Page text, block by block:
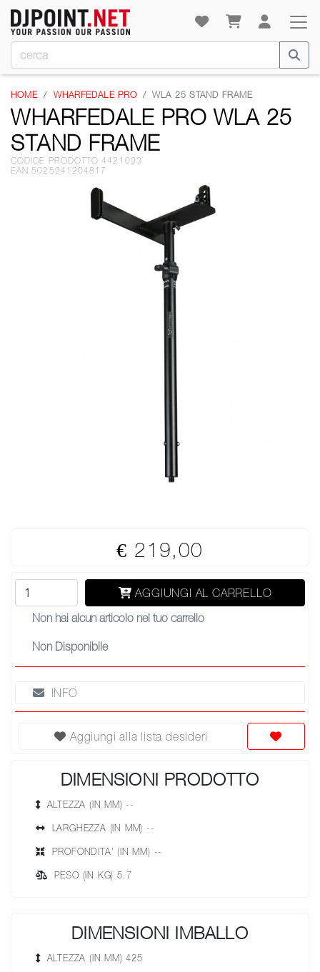
HOME WHARFEDALE PRO WLA 25 STAND FRAME
WHARFEDALE PRO WLA 25
STAND FRAME
CODICE PRODOTTO 4421093
EAN 5025941204817
€ 219,00
AGGIUNGI AL CARRELLO
Non hai alcun articolo nel tuo carrello
Non Disponibile
INFO
Aggiungi alla lista desideri
DIMENSIONI PRODOTTO
ALTEZZA (IN MM) --
LARGHEZZA (IN MM) --
PROFONDITA' (IN MM) --
PESO (IN KG) 5.7
DIMENSIONI IMBALLO
ALTEZZA (IN MM) 425